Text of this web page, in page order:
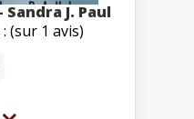
J. Paul
(sur 1 avis)